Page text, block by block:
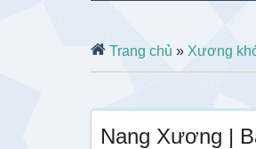
Trang chủ » Xương
Nang Xương |